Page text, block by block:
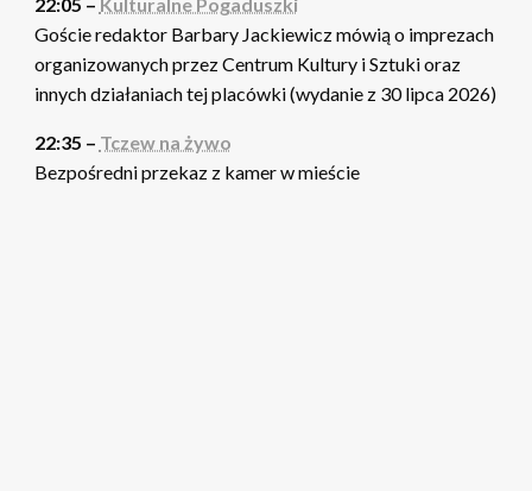
Goście redaktor Barbary Jackiewicz mówią o imprezach
organizowanych przez Centrum Kultury i Sztuki oraz
innych działaniach tej placówki (wydanie z 30 lipca 2026)
22:35 – Tczew na żywo
Bezpośredni przekaz z kamer w mieście